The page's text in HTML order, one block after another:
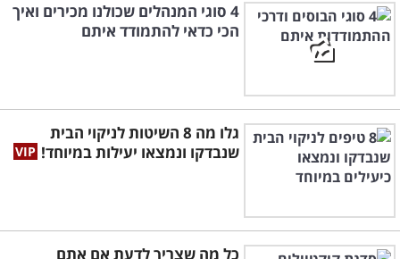
4 סוגי המנהלים שכולנו מכירים ואיך
הכי כדאי להתמודד איתם
גלו מה 8 השיטות לניקוי הבית
שנבדקו ונמצאו יעילות במיוחד!
כל מה שצריך לדעת אם אתם